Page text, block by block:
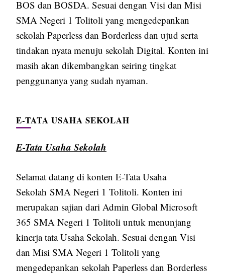
BOS dan BOSDA. Sesuai dengan Visi dan Misi
SMA Negeri 1 Tolitoli yang mengedepankan
sekolah Paperless dan Borderless dan ujud serta
tindakan nyata menuju sekolah Digital. Konten ini
masih akan dikembangkan seiring tingkat
penggunanya yang sudah nyaman.
E-TATA USAHA SEKOLAH
E-Tata Usaha Sekolah
Selamat datang di konten E-Tata Usaha
Sekolah SMA Negeri 1 Tolitoli. Konten ini
merupakan sajian dari Admin Global Microsoft
365 SMA Negeri 1 Tolitoli untuk menunjang
kinerja tata Usaha Sekolah. Sesuai dengan Visi
dan Misi SMA Negeri 1 Tolitoli yang
mengedepankan sekolah Paperless dan Borderless